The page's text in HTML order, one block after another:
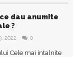
dau anumite
?
2022 0
Cele mai intalnite